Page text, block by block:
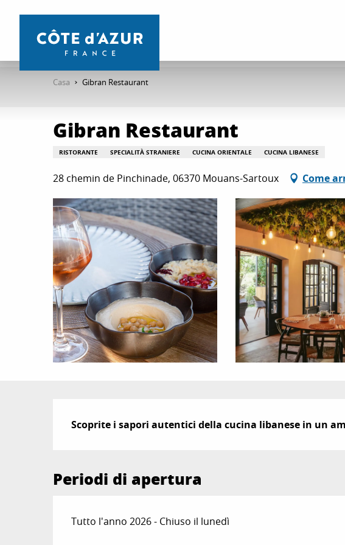
contenu
Casa Gibran Restaurant
Gibran Restaurant
RISTORANTE SPECIALITÀ STRANIERE CUCINA ORIENTALE CUCINA LIBANESE
28 chemin de Pinchinade, 06370 Mouans-Sartoux Come
Descrizione
Scoprite i sapori autentici della cucina libanese in un
Periodi di apertura
Tutto l'anno 2026 - Chiuso il lunedì